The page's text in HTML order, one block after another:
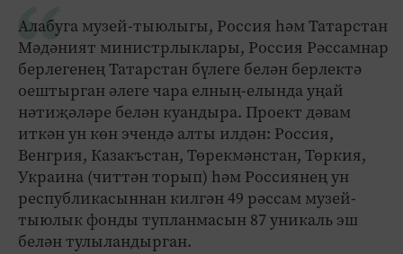
Алабуга музей-тыюлыгы, Россия һәм Татарстан
Мәдәният министрлыклары, Россия Рәссамнар
берлегенең Татарстан бүлеге белән берлектә
оештырган әлеге чара елның-елында уңай
нәтиҗәләре белән куандыра. Проект дәвам
иткән ун көн эчендә алты илдән: Россия,
Венгрия, Казакъстан, Төрекмәнстан, Төркия,
Украина (читтән торып) һәм Россиянең ун
республикасыннан килгән 49 рәссам музей-
тыюлык фонды тупланмасын 87 уникаль эш
белән тулыландырган.